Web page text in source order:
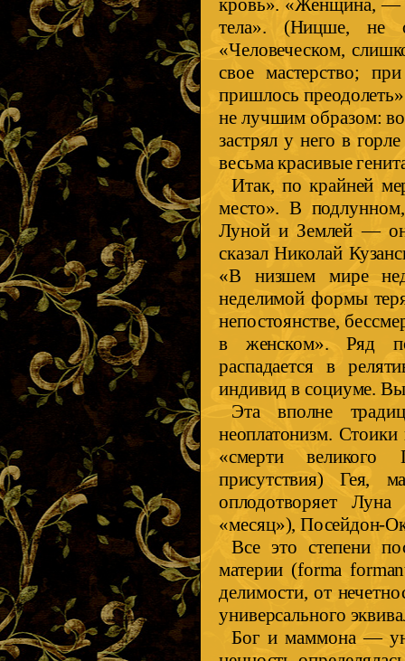
кровь». «Женщина, —
тела». (Ницше, не
«Человеческом,
свое мастерство;
пришлось
не лучшим образом:
застрял у него в
весьма красивые
Итак, по крайней
место». В
Луной и Землей — он
сказал Николай
«В низшем мире
неделимой формы
непостоянстве,
в женском». Ряд
распадается в
индивид в социуме.
Эта вполне
неоплатонизм.
«смерти великого
присутствия) Гея,
оплодотворяет
«месяц»), Посейдон-
Все это степени
материи (forma
делимости, от
универсального
Бог и маммона —